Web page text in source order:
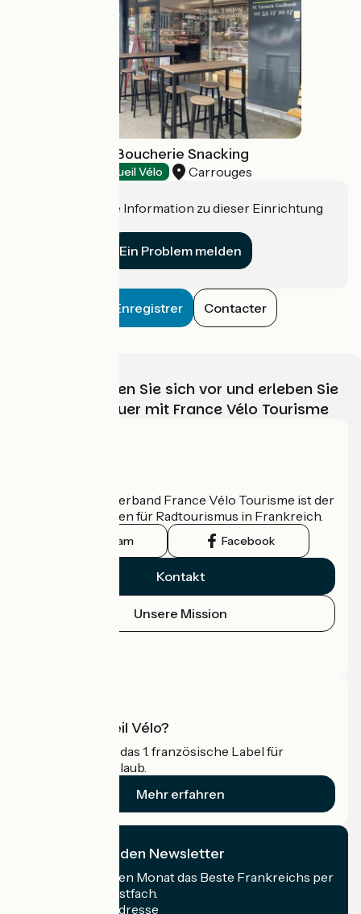
Chez Yannick - Boucherie Snacking
Accueil Vélo Carrouges
Haben Sie eine Information zu dieser Einrichtung
Ein Problem melden
Enregistrer Contacter
Wählen, bereiten Sie sich vor und erleben Sie
Ihr Radabenteuer mit France Vélo Tourisme
Der nationale Verband France Vélo Tourisme ist der
offizielle Leitfaden für Radtourismus in Frankreich.
Instagram Facebook
Kontakt
Unsere Mission
Was ist Accueil Vélo?
Accueil Vélo ist das 1. französische Label für
Radfahrer im Urlaub.
Mehr erfahren
Ich abonniere den Newsletter
Erhalten Sie jeden Monat das Beste Frankreichs per
Rad in Ihrem Postfach.
Meine E-Mail-Adresse